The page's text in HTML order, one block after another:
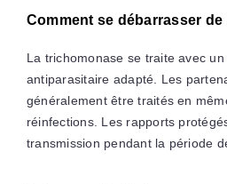
Comment se débarrasser
La trichomonase se traite avec
antiparasitaire adapté. Les
généralement être traités en
réinfections. Les rapports
transmission pendant la période